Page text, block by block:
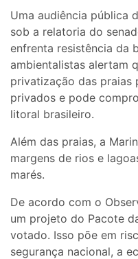
Uma audiência pública
sob a relatoria do
enfrenta resistência da
ambientalistas alertam
privatização das praias
privados e pode
litoral brasileiro.
Além das praias, a
margens de rios e
marés.
De acordo com o
um projeto do Pacote
votado. Isso põe em
segurança nacional, a